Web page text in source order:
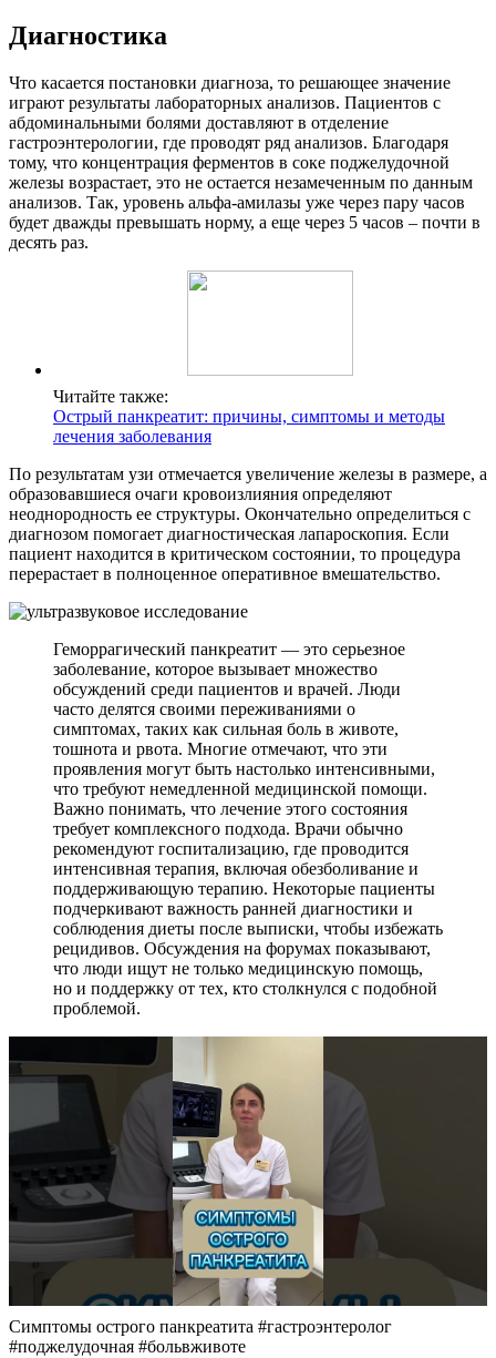
Диагностика
Что касается постановки диагноза, то решающее значение
играют результаты лабораторных анализов. Пациентов с
абдоминальными болями доставляют в отделение
гастроэнтерологии, где проводят ряд анализов. Благодаря
тому, что концентрация ферментов в соке поджелудочной
железы возрастает, это не остается незамеченным по данным
анализов. Так, уровень альфа-амилазы уже через пару часов
будет дважды превышать норму, а еще через 5 часов – почти в
десять раз.
Читайте также:
Острый панкреатит: причины, симптомы и методы
лечения заболевания
По результатам узи отмечается увеличение железы в размере, а
образовавшиеся очаги кровоизлияния определяют
неоднородность ее структуры. Окончательно определиться с
диагнозом помогает диагностическая лапароскопия. Если
пациент находится в критическом состоянии, то процедура
перерастает в полноценное оперативное вмешательство.
Геморрагический панкреатит — это серьезное
заболевание, которое вызывает множество
обсуждений среди пациентов и врачей. Люди
часто делятся своими переживаниями о
симптомах, таких как сильная боль в животе,
тошнота и рвота. Многие отмечают, что эти
проявления могут быть настолько интенсивными,
что требуют немедленной медицинской помощи.
Важно понимать, что лечение этого состояния
требует комплексного подхода. Врачи обычно
рекомендуют госпитализацию, где проводится
интенсивная терапия, включая обезболивание и
поддерживающую терапию. Некоторые пациенты
подчеркивают важность ранней диагностики и
соблюдения диеты после выписки, чтобы избежать
рецидивов. Обсуждения на форумах показывают,
что люди ищут не только медицинскую помощь,
но и поддержку от тех, кто столкнулся с подобной
проблемой.
Симптомы острого панкреатита #гастроэнтеролог
#поджелудочная #больвживоте